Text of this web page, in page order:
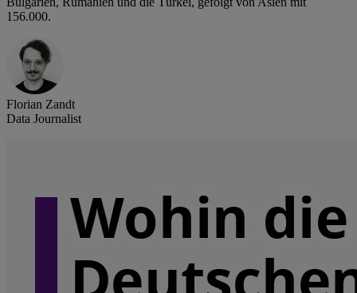
156.000.
Florian Zandt
Data Journalist